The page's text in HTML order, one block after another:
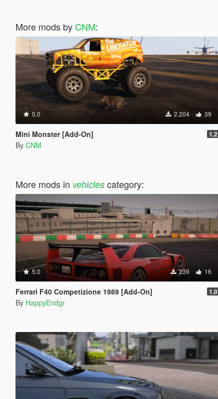
More mods by CNM:
5.0 2.204 39
Mini Monster [Add-On] 1.2
By CNM
More mods in vehiclescategory:
5.0 239 16
Ferrari F40 Competizione 1989 [Add-On] 1.0
By HappyEndgr